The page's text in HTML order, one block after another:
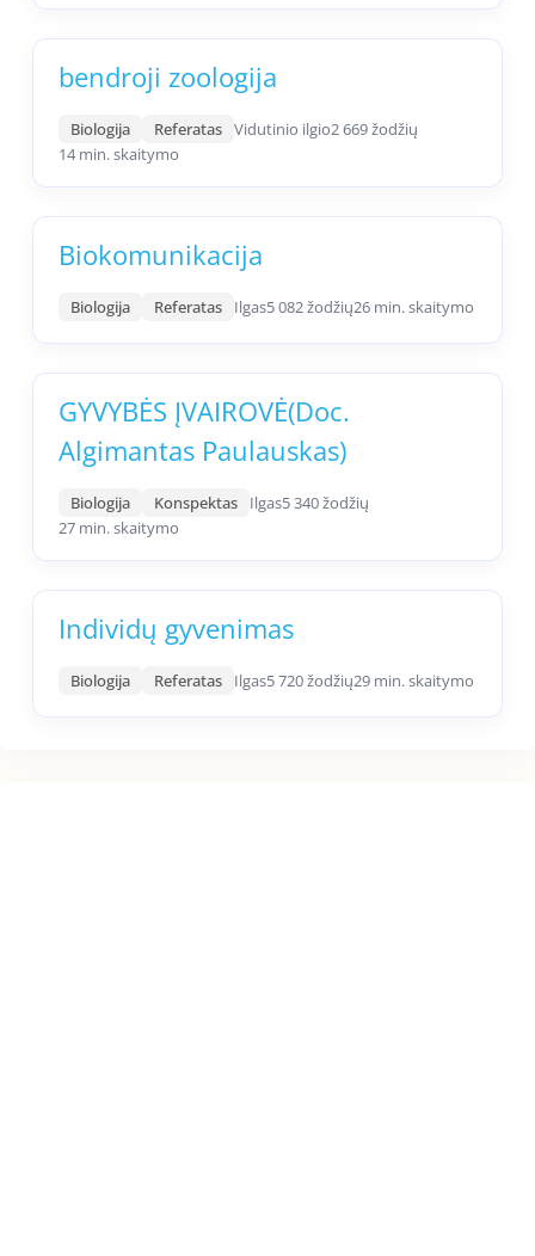
bendroji zoologija
Biologija Referatas Vidutinio ilgio2 669 žodžių
14 min. skaitymo
Biokomunikacija
Biologija Referatas Ilgas5 082 žodžių26 min. skaitymo
GYVYBĖS ĮVAIROVĖ(Doc.
Algimantas Paulauskas)
Biologija Konspektas Ilgas5 340 žodžių
27 min. skaitymo
Individų gyvenimas
Biologija Referatas Ilgas5 720 žodžių29 min. skaitymo